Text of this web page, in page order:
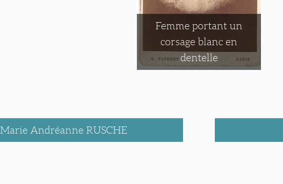
Femme portant un
corsage blanc en
dentelle
Marie Andréanne RUSCHE